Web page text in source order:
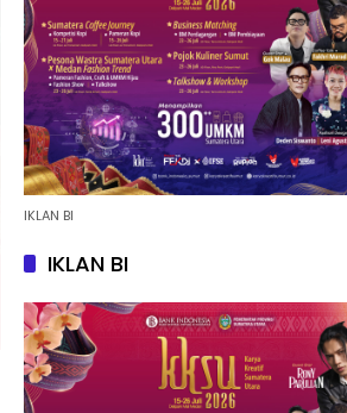
IKLAN BI
IKLAN BI